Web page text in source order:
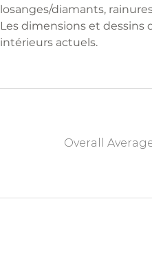
losanges/diamants,
Les dimensions et dessins
intérieurs actuels.
Overall